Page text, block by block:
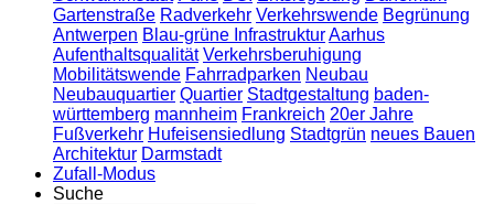
Gartenstraße Radverkehr Verkehrswende Begrünung
Antwerpen Blau-grüne InfrastrukturAarhus
Aufenthaltsqualität Verkehrsberuhigung
Mobilitätswende Fahrradparken Neubau
Neubauquartier Quartier Stadtgestaltung baden-
württemberg mannheim Frankreich 20er Jahre
Fußverkehr Hufeisensiedlung Stadtgrün neues Bauen
Architektur Darmstadt
Zufall-Modus
Suche